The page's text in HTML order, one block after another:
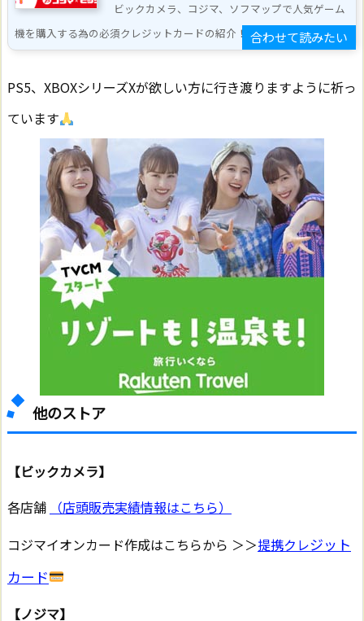
ビックカメラ、コジマ、ソフマップで人気ゲーム
機を購入する為の必須クレジットカードの紹介！特典満載 ...
PS5、XBOXシリーズXが欲しい方に行き渡りますように祈っ
ています
他のストア
【ビックカメラ】
各店舗
（店頭販売実績情報はこちら）
コジマイオンカード作成はこちらから ＞＞提携クレジット
カード
【ノジマ】